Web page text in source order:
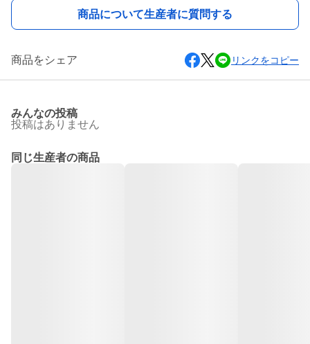
商品について生産者に質問する
商品をシェア リンクをコピー
みんなの投稿
投稿はありません
同じ生産者の商品